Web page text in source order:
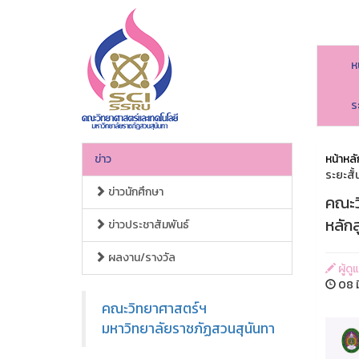
ข่าว
ข่าวนักศึกษา
ข่าวประชาสัมพันธ์
ผลงาน/รางวัล
คณะวิทยาศาสตร์ฯ
มหาวิทยาลัยราชภัฏสวนสุนันทา
หน้าห
ระยะ
คณะ
หลัก
ผู้ดูแ
08